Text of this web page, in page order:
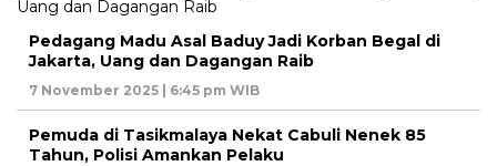
Pedagang Madu Asal Baduy Jadi Korban Begal di
Jakarta, Uang dan Dagangan Raib
7 November 2025 | 6:45 pm WIB
Pemuda di Tasikmalaya Nekat Cabuli Nenek 85
Tahun, Polisi Amankan Pelaku